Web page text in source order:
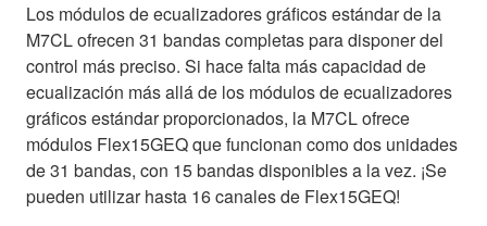
Los módulos de ecualizadores gráficos estándar de la
M7CL ofrecen 31 bandas completas para disponer del
control más preciso. Si hace falta más capacidad de
ecualización más allá de los módulos de ecualizadores
gráficos estándar proporcionados, la M7CL ofrece
módulos Flex15GEQ que funcionan como dos unidades
de 31 bandas, con 15 bandas disponibles a la vez. ¡Se
pueden utilizar hasta 16 canales de Flex15GEQ!